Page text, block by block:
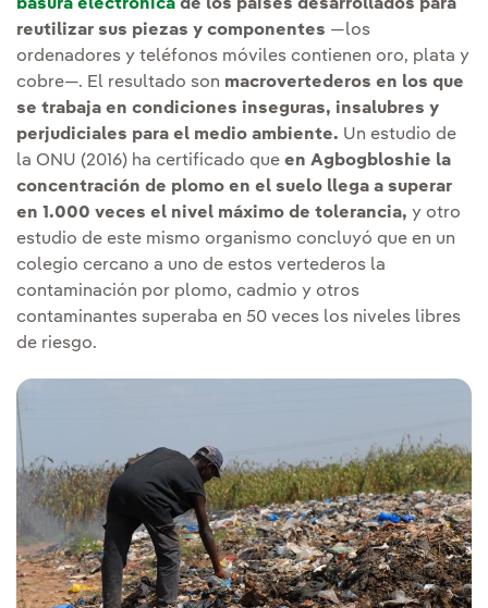
basura electrónica de los países desarrollados para
reutilizar sus piezas y componentes —los
ordenadores y teléfonos móviles contienen oro, plata y
cobre—. El resultado son macrovertederos en los que
se trabaja en condiciones inseguras, insalubres y
perjudiciales para el medio ambiente. Un estudio de
la ONU (2016) ha certificado que en Agbogbloshie la
concentración de plomo en el suelo llega a superar
en 1.000 veces el nivel máximo de tolerancia, y otro
estudio de este mismo organismo concluyó que en un
colegio cercano a uno de estos vertederos la
contaminación por plomo, cadmio y otros
contaminantes superaba en 50 veces los niveles libres
de riesgo.